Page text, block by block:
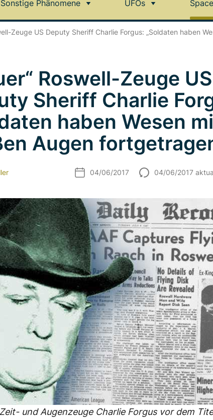
Sonstige Phänomene UFOs
Zeuge US Deputy Sheriff Charlie Forgus: „Soldaten haben
Roswell-Zeuge US
Sheriff Charlie
haben Wesen
Augen
04/06/2017 04/06/2017
und Augenzeuge Charlie Forgus vor dem